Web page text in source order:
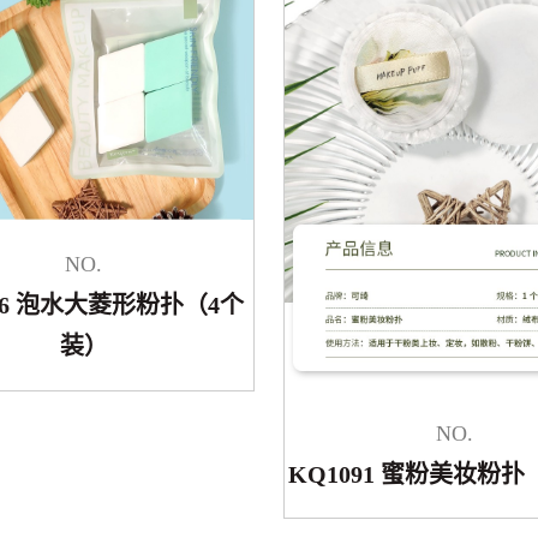
NO.
泡水大菱形粉扑（4个
装）
NO.
KQ1091 蜜粉美妆粉扑